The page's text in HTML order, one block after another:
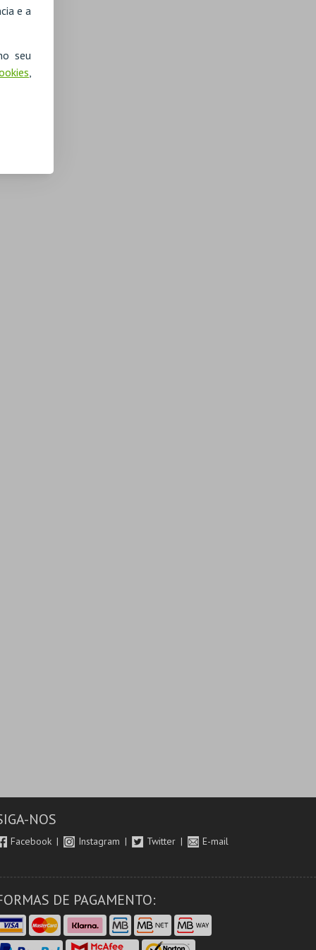
e a
seu
,
NOS
Facebook Instagram Twitter E-mail
DE PAGAMENTO: